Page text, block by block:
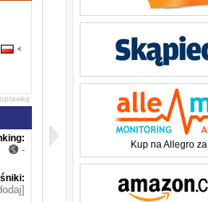
- Kup na Allegro za